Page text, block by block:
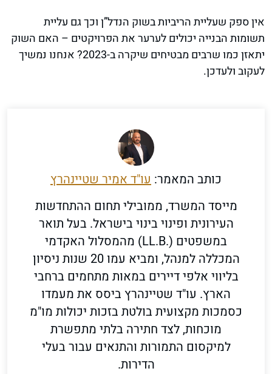
אין ספק שעליית הריביות בשוק הנדל”ן וכך גם עליית
תשומות הבנייה יכולים לערער את הפרויקטים – האם השוק
יתאזן כמו שרבים מבטיחים שיקרה ב-2023? אנחנו נמשיך
לעקוב ולעדכן.
כותב המאמר: עו"ד אמיר שטיינהרץ
מייסד המשרד, ממובילי תחום ההתחדשות
העירונית ופינוי בינוי בישראל. בעל תואר
במשפטים (.LL.B) מהמסלול האקדמי
המכללה למנהל, ומביא עמו 20 שנות ניסיון
בליווי אלפי דיירים במאות מתחמים ברחבי
הארץ. עו"ד שטיינהרץ ביסס את מעמדו
כסמכות מקצועית בולטת בזכות יכולות מו"מ
מוכחות, לצד חתירה בלתי מתפשרת
למיקסום התמורות והתנאים עבור בעלי
הדירות.